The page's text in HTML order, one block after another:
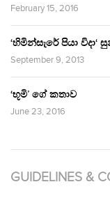
February 15, 2016
‘හිමින්සැරේ පියා විදා‘
September 9, 2013
‘භූමි’ ගේ කතාව
June 23, 2016
GUIDELINES &